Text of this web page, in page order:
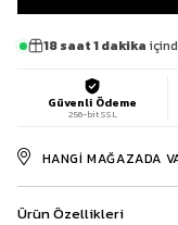
18 saat 1 dakika
Güvenli Ödeme
256-bit SSL
HANGI MAĞAZADA
Ürün Özellikleri